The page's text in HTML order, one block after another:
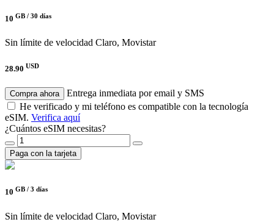
10 GB / 30 días
Sin límite de velocidad Claro, Movistar
28.90 USD
Compra ahora
Entrega inmediata por email y SMS
He verificado y mi teléfono es compatible con la tecnología
eSIM. Verifica aquí
¿Cuántos eSIM necesitas?
Paga con la tarjeta
10 GB / 3 días
Sin límite de velocidad Claro, Movistar